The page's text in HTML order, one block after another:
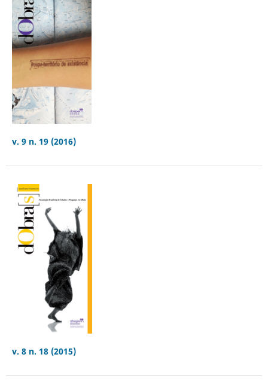
v. 9 n. 19 (2016)
v. 8 n. 18 (2015)